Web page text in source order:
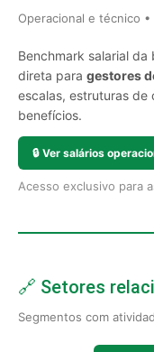
Operacional e técnico •
Benchmark salarial
direta para gestores
escalas, estruturas de
benefícios.
🔒 Ver salários
Acesso exclusivo para
🔗 Setores
Segmentos com